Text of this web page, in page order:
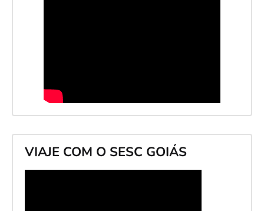
VIAJE COM O SESC GOIÁS